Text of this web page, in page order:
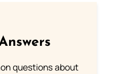
questions about